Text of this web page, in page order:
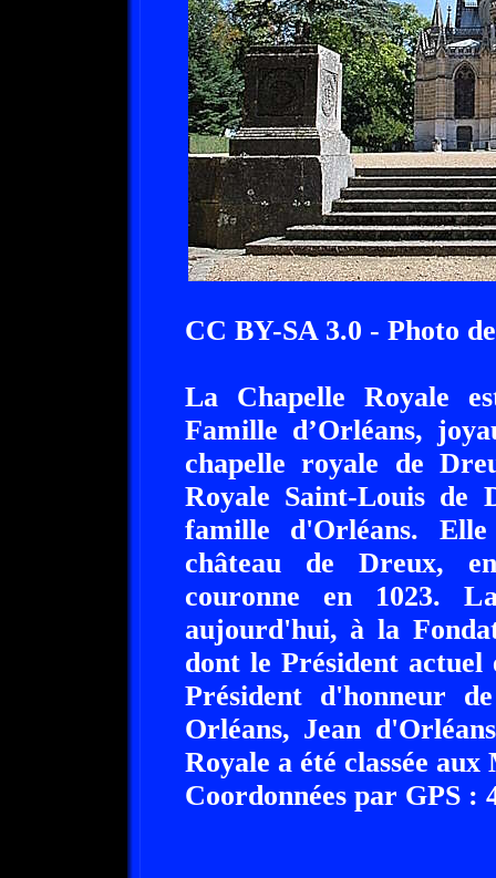
CC BY-SA 3.0 - Photo
La Chapelle Royale
Famille d’Orléans,
chapelle royale de
Royale Saint-Louis de
famille d'Orléans.
château de Dreux,
couronne en 1023.
aujourd'hui, à la
dont le Président
Président d'honneur
Orléans, Jean
Royale a été classée
Coordonnées par GPS :